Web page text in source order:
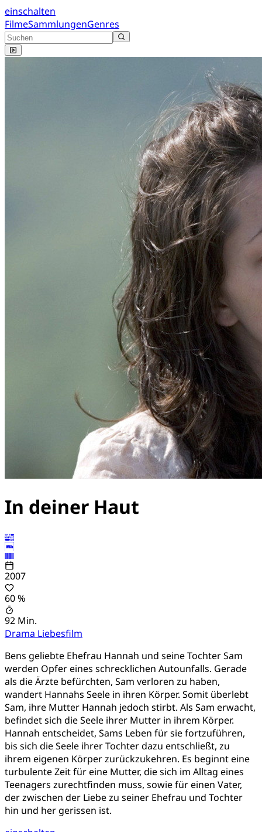
einschalten
FilmeSammlungenGenres
In deiner Haut
2007
60 %
92 Min.
Drama Liebesfilm
Bens geliebte Ehefrau Hannah und seine Tochter Sam
werden Opfer eines schrecklichen Autounfalls. Gerade
als die Ärzte befürchten, Sam verloren zu haben,
wandert Hannahs Seele in ihren Körper. Somit überlebt
Sam, ihre Mutter Hannah jedoch stirbt. Als Sam erwacht,
befindet sich die Seele ihrer Mutter in ihrem Körper.
Hannah entscheidet, Sams Leben für sie fortzuführen,
bis sich die Seele ihrer Tochter dazu entschließt, zu
ihrem eigenen Körper zurückzukehren. Es beginnt eine
turbulente Zeit für eine Mutter, die sich im Alltag eines
Teenagers zurechtfinden muss, sowie für einen Vater,
der zwischen der Liebe zu seiner Ehefrau und Tochter
hin und her gerissen ist.